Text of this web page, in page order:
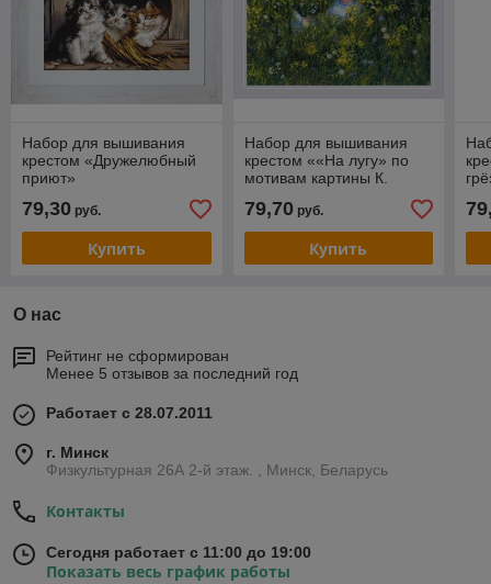
Набор для вышивания
крестом «Дружелюбный
приют»
79,30 руб.
Купить
Набор для вышивания
крестом ««На лугу» по
мотивам картины К.
79,70руб.
Купить
О нас
Рейтинг не сформирован
Менее 5 отзывов за последний год
Работает с 28.07.2011
г. Минск
Физкультурная 26А 2-й этаж. , Минск, Беларусь
Контакты
Сегодня работает с 11:00 до 19:00
Показать весь график работы